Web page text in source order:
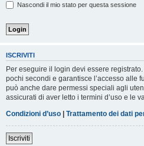
Nascondi il mio stato per questa sessione
ISCRIVITI
Per eseguire il login devi essere
pochi secondi e garantisce l’accesso alle
può anche dare permessi speciali agli
assicurati di aver letto i termini d’uso e le
Condizioni d’uso | Trattamento dei dati
Iscriviti